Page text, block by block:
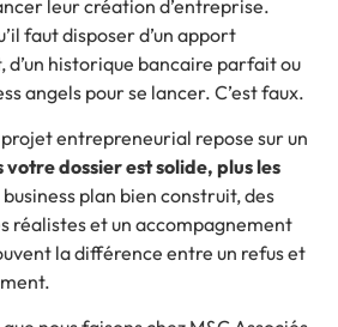
leur création d’entreprise.
faut disposer d’un apport
historique bancaire parfait ou
angels pour se lancer. C’est faux.
entrepreneurial repose sur un
votre dossier est solide, plus les
business plan bien construit, des
réalistes et un accompagnement
la différence entre un refus et